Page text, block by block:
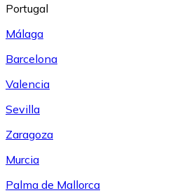
Portugal
Málaga
Barcelona
Valencia
Sevilla
Zaragoza
Murcia
Palma de Mallorca